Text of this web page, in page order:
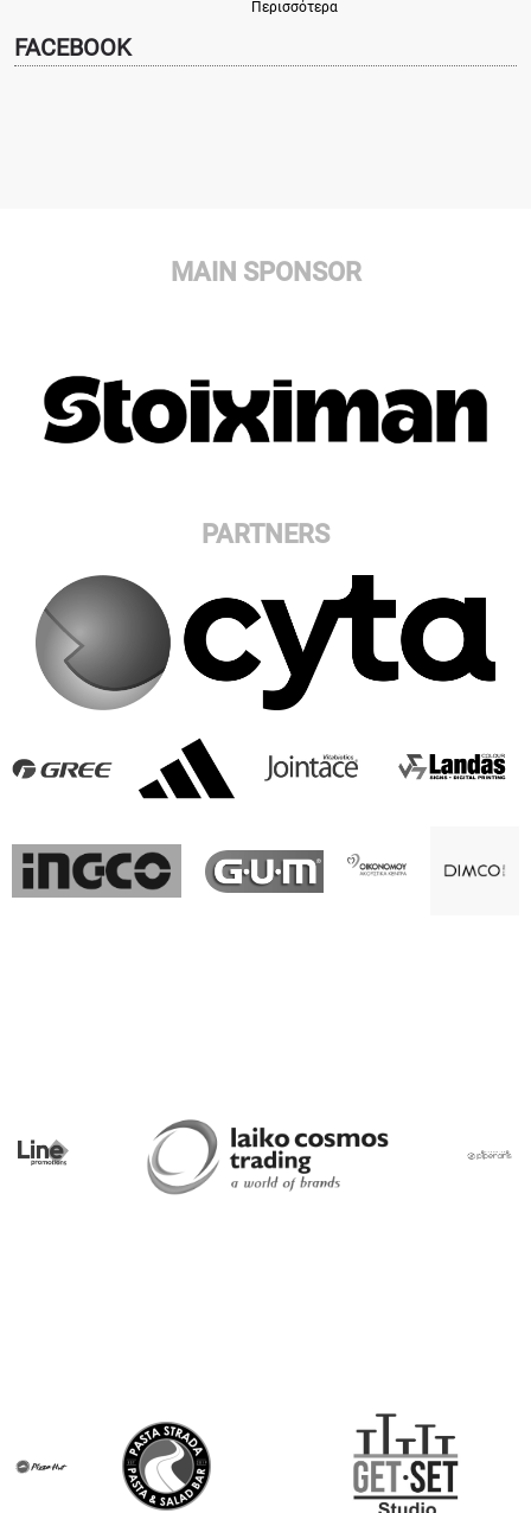
Περισσότερα
FACEBOOK
MAIN SPONSOR
PARTNERS